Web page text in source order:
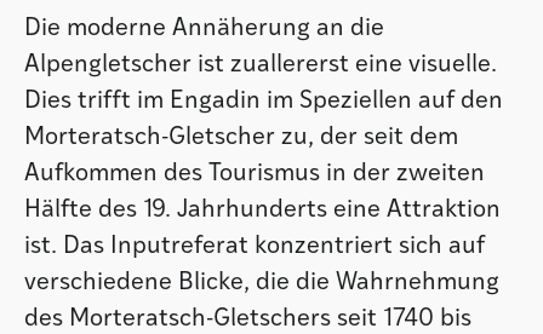
Die moderne Annäherung an die
Alpengletscher ist zuallererst eine visuelle.
Dies trifft im Engadin im Speziellen auf den
Morteratsch-Gletscher zu, der seit dem
Aufkommen des Tourismus in der zweiten
Hälfte des 19. Jahrhunderts eine Attraktion
ist. Das Inputreferat konzentriert sich auf
verschiedene Blicke, die die Wahrnehmung
des Morteratsch-Gletschers seit 1740 bis